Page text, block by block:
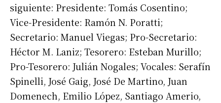
siguiente: Presidente: Tomás Cosentino;
Vice-Presidente: Ramón N. Poratti;
Secretario: Manuel Viegas; Pro-Secretario:
Héctor M. Laniz; Tesorero: Esteban Murillo;
Pro-Tesorero: Julián Nogales; Vocales: Serafín
Spinelli, José Gaig, José De Martino, Juan
Domenech, Emilio López, Santiago Amerio,